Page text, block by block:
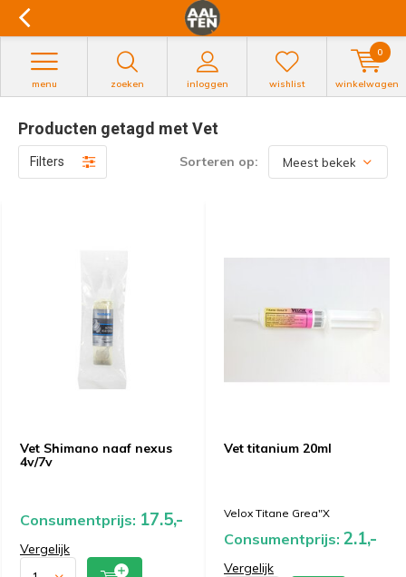
zoeken inloggen
menu wishlist winkelwagen
0
Producten getagd met Vet
Filters Sorteren op:
Vet Shimano naaf nexus
4v/7v
Consumentprijs: 17.5,-
Vergelijk
Vet titanium 20ml
Velox Titane Grea"X
Consumentprijs: 2.1,-
Vergelijk